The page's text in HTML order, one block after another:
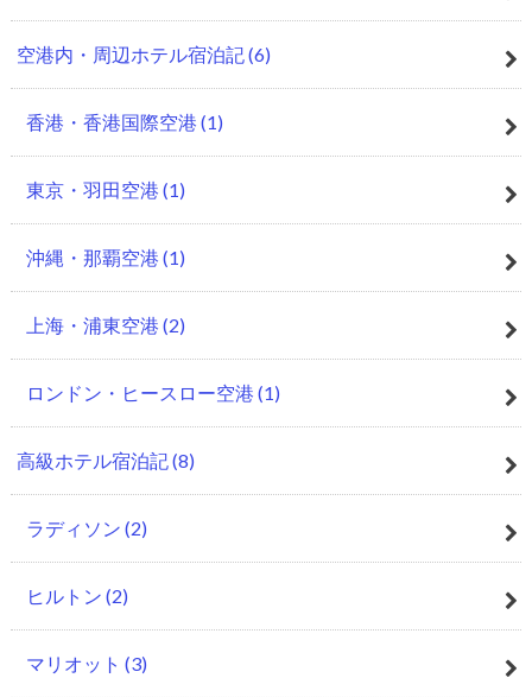
空港内・周辺ホテル宿泊記(6)
香港・香港国際空港 (1)
東京・羽田空港 (1)
沖縄・那覇空港 (1)
上海・浦東空港 (2)
ロンドン・ヒースロー空港 (1)
高級ホテル宿泊記(8)
ラディソン (2)
ヒルトン (2)
マリオット (3)